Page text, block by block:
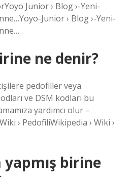
Junior › Blog ›-Yeni-
Junior › Blog ›-Yeni-
.
ne denir?
pedofiller veya
ve DSM kodları bu
yardımcı olur –
› PedofiliWikipedia › Wiki ›
birine